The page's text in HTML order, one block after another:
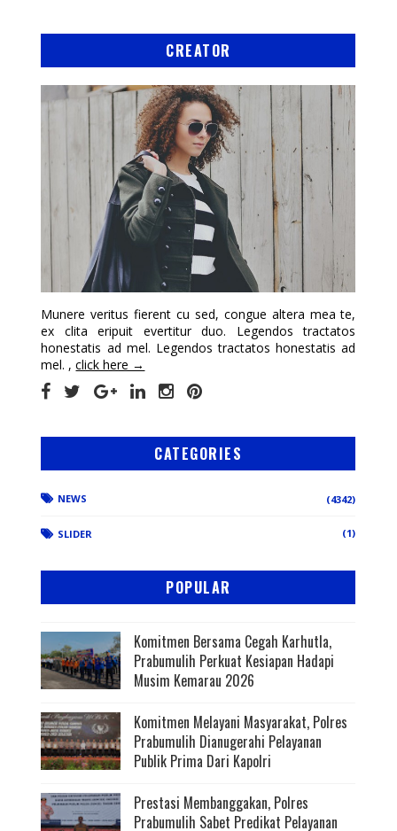
CREATOR
Munere veritus fierent cu sed, congue altera mea te,
ex clita eripuit evertitur duo. Legendos tractatos
honestatis ad mel. Legendos tractatos honestatis ad
mel. ,click here →
CATEGORIES
NEWS (4342)
SLIDER (1)
POPULAR
Komitmen Bersama Cegah Karhutla,
Prabumulih Perkuat Kesiapan Hadapi
Musim Kemarau 2026
Komitmen Melayani Masyarakat, Polres
Prabumulih Dianugerahi Pelayanan
Publik Prima Dari Kapolri
Prestasi Membanggakan, Polres
Prabumulih Sabet Predikat Pelayanan